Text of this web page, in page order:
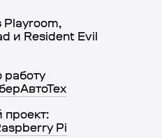
и Resident Evil
Pi